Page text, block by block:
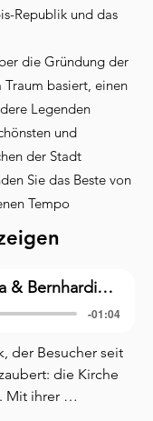
Republik und das
die Gründung der
basiert, einen
Legenden
und
der Stadt
Sie das Beste von
Tempo
Kirche St. Anna & Bernhardinerkomplex
-01:04
der Besucher seit
die Kirche
Mit ihrer